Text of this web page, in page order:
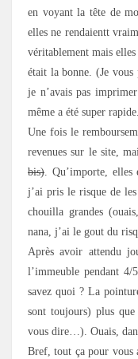
en voyant la tête de
elles ne rendaientt
véritablement mais
était la bonne. (Je vous
je n’avais pas
même a été super
Une fois le
revenues sur le site,
bis). Qu’importe, elles
j’ai pris le risque de
chouilla grandes
nana, j’ai le gout du
Après avoir attendu
l’immeuble pendant
savez quoi ? La
sont toujours) plus que
vous dire…). Ouais,
Bref, tout ça pour vous